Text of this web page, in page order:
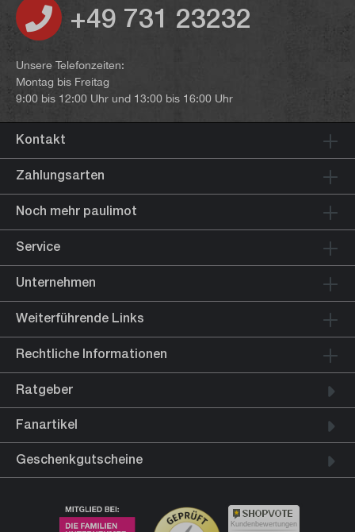
+49 731 23232
Unsere Telefonzeiten:
Montag bis Freitag
9:00 bis 12:00 Uhr und 13:00 bis 16:00 Uhr
Kontakt
Zahlungsarten
Noch mehr paulimot
Service
Unternehmen
Weiterführende Links
Rechtliche Informationen
Ratgeber
Fanartikel
Geschenkgutscheine
Kundenbewertungen